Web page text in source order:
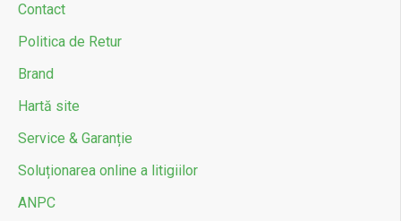
Contact
Politica de Retur
Brand
Hartă site
Service & Garanție
Soluționarea online a litigiilor
ANPC